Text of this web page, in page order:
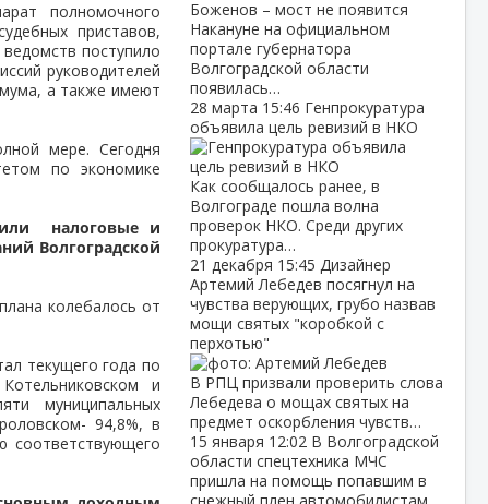
полномочного
приставов,
поступило
руководителей
а также имеют
мере. Сегодня
по экономике
налоговые и
Волгоградской
колебалось от
текущего года по
и
муниципальных
94,8%, в
соответствующего
Накануне на официальном
портале губернатора
Волгоградской области
появилась…
28 марта 15:46 Генпрокуратура
объявила цель ревизий в НКО
Как сообщалось ранее, в
Волгограде пошла волна
проверок НКО. Среди других
прокуратура…
21 декабря 15:45 Дизайнер
Артемий Лебедев посягнул на
чувства верующих, грубо назвав
мощи святых "коробкой с
перхотью"
В РПЦ призвали проверить слова
Лебедева о мощах святых на
предмет оскорбления чувств…
15 января 12:02 В Волгоградской
области спецтехника МЧС
пришла на помощь попавшим в